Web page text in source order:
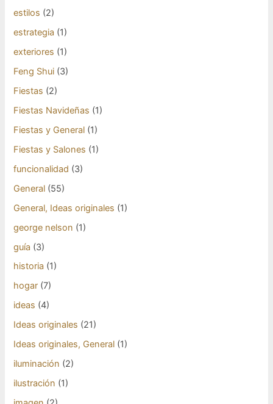
estilos (2)
estrategia (1)
exteriores (1)
Feng Shui (3)
Fiestas (2)
Fiestas Navideñas (1)
Fiestas y General (1)
Fiestas y Salones (1)
funcionalidad (3)
General (55)
General, Ideas originales (1)
george nelson (1)
guía (3)
historia (1)
hogar (7)
ideas (4)
Ideas originales (21)
Ideas originales, General (1)
iluminación (2)
ilustración (1)